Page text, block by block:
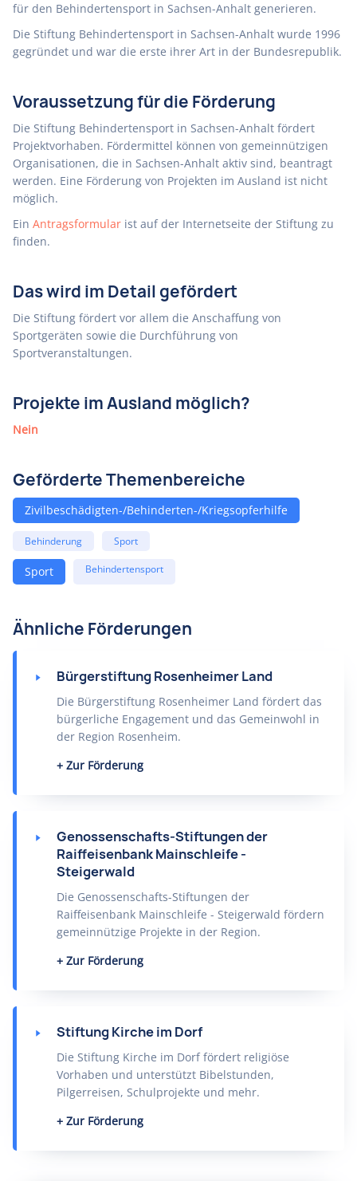
für den Behindertensport in Sachsen-Anhalt generieren.
Die Stiftung Behindertensport in Sachsen-Anhalt wurde 1996
gegründet und war die erste ihrer Art in der Bundesrepublik.
Voraussetzung für die Förderung
Die Stiftung Behindertensport in Sachsen-Anhalt fördert
Projektvorhaben. Fördermittel können von gemeinnützigen
Organisationen, die in Sachsen-Anhalt aktiv sind, beantragt
werden. Eine Förderung von Projekten im Ausland ist nicht
möglich.
Ein Antragsformular ist auf der Internetseite der Stiftung zu
finden.
Das wird im Detail gefördert
Die Stiftung fördert vor allem die Anschaffung von
Sportgeräten sowie die Durchführung von
Sportveranstaltungen.
Projekte im Ausland möglich?
Nein
Geförderte Themenbereiche
Zivilbeschädigten-/Behinderten-/Kriegsopferhilfe
Behinderung Sport
Sport Behindertensport
Ähnliche Förderungen
Bürgerstiftung Rosenheimer Land
Die Bürgerstiftung Rosenheimer Land fördert das
bürgerliche Engagement und das Gemeinwohl in
der Region Rosenheim.
Zur Förderung
Genossenschafts-Stiftungen der
Raiffeisenbank Mainschleife -
Steigerwald
Die Genossenschafts-Stiftungen der
Raiffeisenbank Mainschleife - Steigerwald fördern
gemeinnützige Projekte in der Region.
Zur Förderung
Stiftung Kirche im Dorf
Die Stiftung Kirche im Dorf fördert religiöse
Vorhaben und unterstützt Bibelstunden,
Pilgerreisen, Schulprojekte und mehr.
Zur Förderung